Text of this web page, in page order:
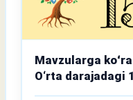
Mavzularga
O‘rta darajadagi
so‘z